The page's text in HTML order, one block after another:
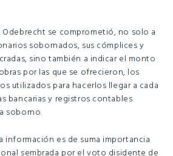
Odebrecht se comprometió, no solo a
sobornados, sus cómplices y
sino también a indicar el monto
por las que se ofrecieron, los
utilizados para hacerlos llegar a cada
bancarias y registros contables
soborno.
información es de suma importancia
sembrada por el voto disidente de